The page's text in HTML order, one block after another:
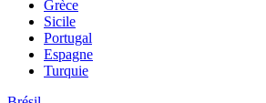
Grèce
Sicile
Portugal
Espagne
Turquie